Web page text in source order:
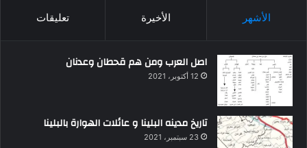
الأشهر الأخيرة تعليقات
اصل العرب ومن هم قحطان وعدنان
12 أكتوبر، 2021
تاريخ مدينه البلينا و عائلات الهوارة بالبلينا
23 سبتمبر، 2021